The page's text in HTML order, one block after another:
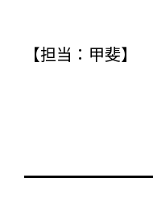
【担当：甲斐